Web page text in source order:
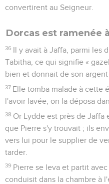
convertirent au Seigneur.
Dorcas est ramenée
36 Il y avait à Jaffa, parmi les
Tabitha, ce qui signifie «
bien et donnait de son argent
37 Elle tomba malade à cette
l'avoir lavée, on la déposa
38 Or Lydde est près de Jaffa
que Pierre s'y trouvait ; ils
vers lui pour le supplier de
tarder.
39 Pierre se leva et partit
conduisit dans la chambre à